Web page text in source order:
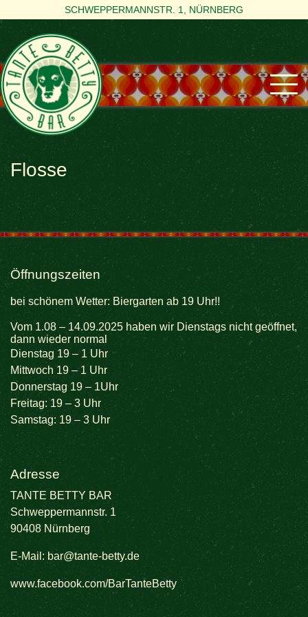
SCHWEPPERMANNSTR. 1, NÜRNBERG
Flosse
Öffnungszeiten
bei schönem Wetter: Biergarten ab 19 Uhr!!
Vom 1.08 – 14.09.2025 haben wir Dienstags nicht geöffnet,
dann wieder normal
Dienstag 19 – 1 Uhr
Mittwoch 19 – 1 Uhr
Donnerstag 19 – 1Uhr
Freitag: 19 – 3 Uhr
Samstag: 19 – 3 Uhr
Adresse
TANTE BETTY BAR
Schweppermannstr. 1
90408 Nürnberg
E-Mail: bar@tante-betty.de
www.facebook.com/BarTanteBetty